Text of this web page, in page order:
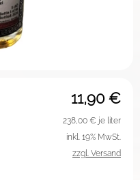
11,90 €
238,00 € je liter
inkl. 19% MwSt.
zzgl. Versand